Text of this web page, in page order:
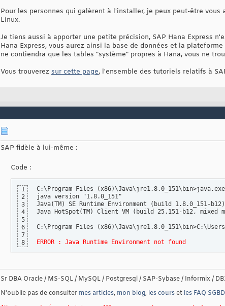
Pour les personnes qui galèrent à l'installer, je peux peut-être
Linux.
Je tiens aussi à apporter une petite précision, SAP Hana Express
Hana Express, vous aurez ainsi la base de données et la
ne contiendra que les tables "système" propres à Hana, vous ne
Vous trouverez sur cette page, l'ensemble des tutoriels relatifs à
SAP fidèle à lui-même :
Code :
1
2
3
4
5
6
7
8
C:\Program Files
java version "1.8.0_151"
Java(TM) SE Runtime Environment (build 1.8.0_151-b12)
Java HotSpot(TM) Client VM (build 25.151-b12, mixed
C:\Program Files
ERROR : Java Runtime Environment not found
Sr DBA Oracle / MS-SQL / MySQL / Postgresql / SAP-Sybase / Informix /
N'oublie pas de consulter mes articles, mon blog, les courset les FAQ SGBD